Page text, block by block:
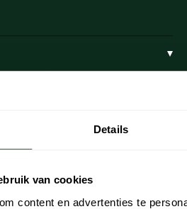
Details
van cookies
content en advertenties te